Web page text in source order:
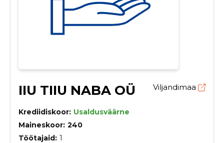
IIU TIIU NABA OÜ Viljandimaa
Krediidiskoor: Usaldusväärne
Maineskoor: 240
Töötajaid: 1